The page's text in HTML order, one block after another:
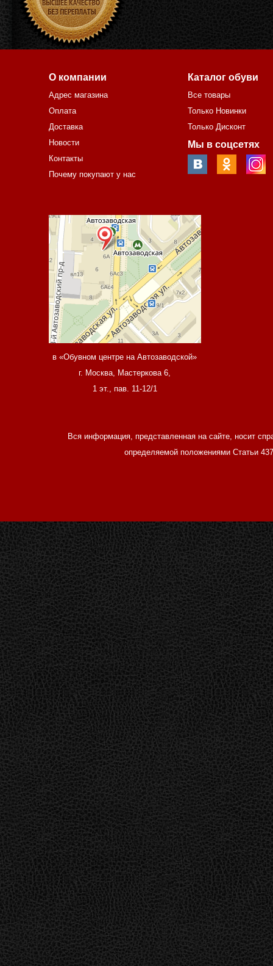
О компании
Адрес магазина
Оплата
Доставка
Новости
Контакты
Почему покупают у нас
Каталог обуви
Все товары
Только Новинки
Только Дисконт
Мы в соцсетях
в «Обувном центре на Автозаводской»
г. Москва, Мастеркова 6,
1 эт., пав. 11-12/1
Вся информация, представленная на сайте, носит
определяемой положениями Статьи